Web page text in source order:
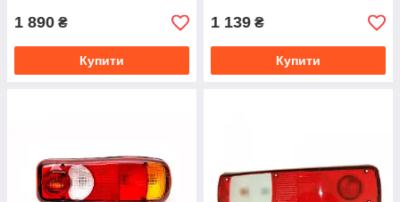
1 890 ₴
Купити
1 139 ₴
Купити